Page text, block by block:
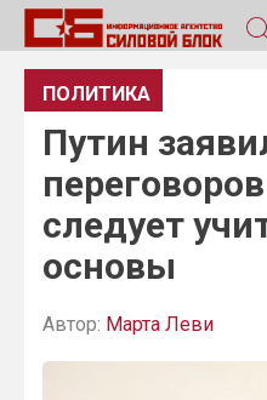
ПОЛИТИКА
Путин
следует
основы
Автор: Марта Леви